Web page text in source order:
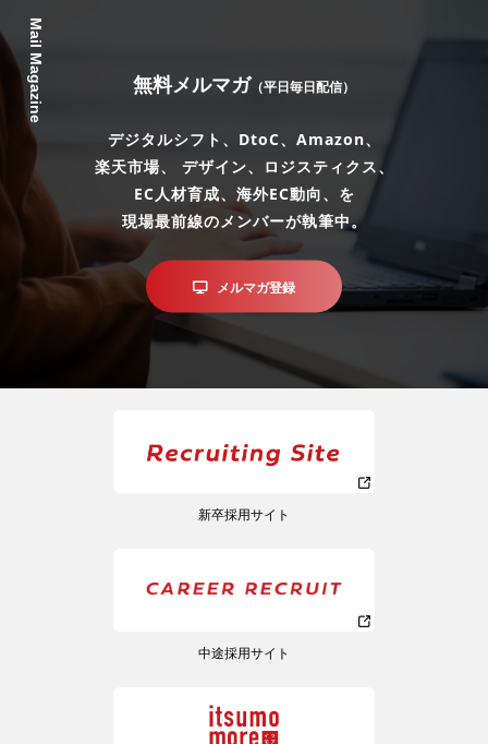
Mail Magazine 無料メルマガ （平日毎日配信）
デジタルシフト、DtoC、Amazon、
楽天市場、 デザイン、ロジスティクス、
EC人材育成、海外EC動向、を
現場最前線のメンバーが執筆中。
メルマガ登録
新卒採用サイト
中途採用サイト